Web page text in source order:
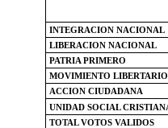
INTEGRACION NACIONAL
LIBERACION NACIONAL
PATRIA PRIMERO
MOVIMIENTO LIBERTARIO
ACCION CIUDADANA
UNIDAD SOCIAL
TOTAL VOTOS VALIDOS